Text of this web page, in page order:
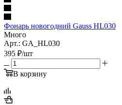
Фонарь новогодний Gauss HL030
Много
Арт.: GA_HL030
395 ₽/шт
В корзину